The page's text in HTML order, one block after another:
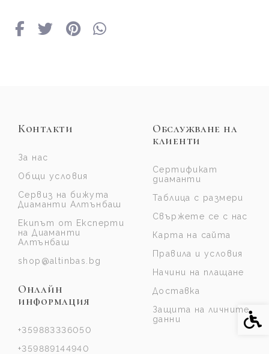
Контакти
За нас
Общи условия
Сервиз на бижута
Диаманти Алтънбаш
Екипът от Експерти
на Диаманти
Алтънбаш
shop@altinbas.bg
Онлайн
информация
+359883336050
+359889144940
Обслужване на
клиенти
Сертификат
диаманти
Таблица с размери
Свържете се с нас
Карта на сайта
Правила и условия
Начини на плащане
Доставка
Защита на личните
данни